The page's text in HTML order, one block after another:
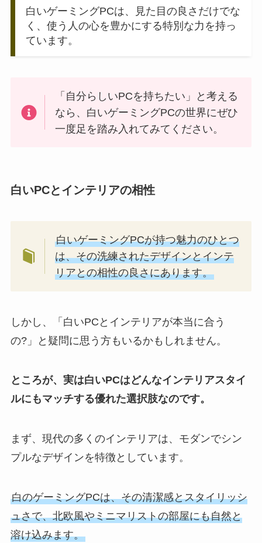
白いゲーミングPCは、見た目の良さだけでな
く、使う人の心を豊かにする特別な力を持っ
ています。
「自分らしいPCを持ちたい」と考える
なら、白いゲーミングPCの世界にぜひ
一度足を踏み入れてみてください。
白いPCとインテリアの相性
白いゲーミングPCが持つ魅力のひとつ
は、その洗練されたデザインとインテ
リアとの相性の良さにあります。
しかし、「白いPCとインテリアが本当に合う
の?」と疑問に思う方もいるかもしれません。
ところが、実は白いPCはどんなインテリアスタイ
ルにもマッチする優れた選択肢なのです。
まず、現代の多くのインテリアは、モダンでシン
プルなデザインを特徴としています。
白のゲーミングPCは、その清潔感とスタイリッシ
ュさで、北欧風やミニマリストの部屋にも自然と
溶け込みます。